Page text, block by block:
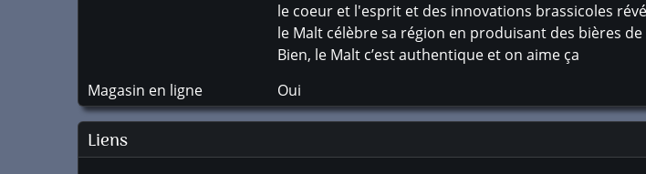
le coeur et l'esprit et des innovations brassicoles
le Malt célèbre sa région en produisant des bières
Bien, le Malt c’est authentique et on aime ça
Magasin en ligne
Oui
Liens